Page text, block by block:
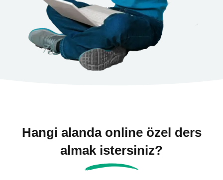
Hangi alanda online özel ders
almak istersiniz?